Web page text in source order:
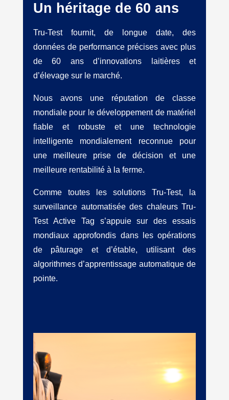
Un héritage de 60 ans
Tru-Test fournit, de longue date, des
données de performance précises avec plus
de 60 ans d’innovations laitières et
d’élevage sur le marché.
Nous avons une réputation de classe
mondiale pour le développement de matériel
fiable et robuste et une technologie
intelligente mondialement reconnue pour
une meilleure prise de décision et une
meilleure rentabilité à la ferme.
Comme toutes les solutions Tru-Test, la
surveillance automatisée des chaleurs Tru-
Test Active Tag s’appuie sur des essais
mondiaux approfondis dans les opérations
de pâturage et d’étable, utilisant des
algorithmes d’apprentissage automatique de
pointe.